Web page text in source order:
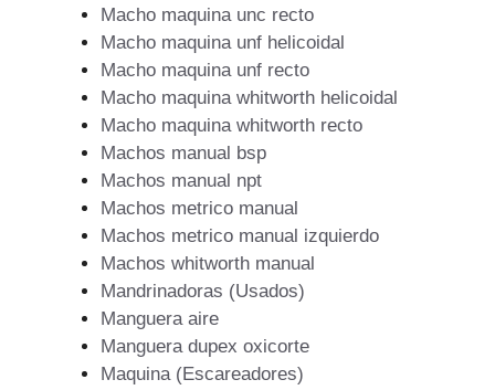
Macho maquina unc recto
Macho maquina unf helicoidal
Macho maquina unf recto
Macho maquina whitworth helicoidal
Macho maquina whitworth recto
Machos manual bsp
Machos manual npt
Machos metrico manual
Machos metrico manual izquierdo
Machos whitworth manual
Mandrinadoras (Usados)
Manguera aire
Manguera dupex oxicorte
Maquina (Escareadores)